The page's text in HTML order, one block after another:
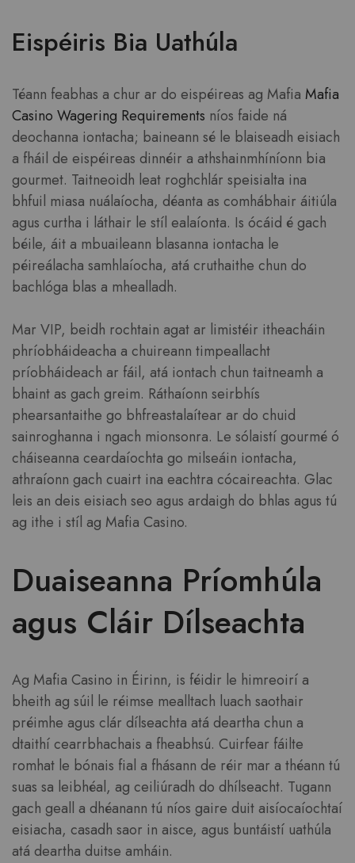
Eispéiris Bia Uathúla
Téann feabhas a chur ar do eispéireas ag Mafia Mafia
Casino Wagering Requirements níos faide ná
deochanna iontacha; baineann sé le blaiseadh eisiach
a fháil de eispéireas dinnéir a athshainmhíníonn bia
gourmet. Taitneoidh leat roghchlár speisialta ina
bhfuil miasa nuálaíocha, déanta as comhábhair áitiúla
agus curtha i láthair le stíl ealaíonta. Is ócáid é gach
béile, áit a mbuaileann blasanna iontacha le
péireálacha samhlaíocha, atá cruthaithe chun do
bachlóga blas a mhealladh.
Mar VIP, beidh rochtain agat ar limistéir itheacháin
phríobháideacha a chuireann timpeallacht
príobháideach ar fáil, atá iontach chun taitneamh a
bhaint as gach greim. Ráthaíonn seirbhís
phearsantaithe go bhfreastalaítear ar do chuid
sainroghanna i ngach mionsonra. Le sólaistí gourmé ó
cháiseanna ceardaíochta go milseáin iontacha,
athraíonn gach cuairt ina eachtra cócaireachta. Glac
leis an deis eisiach seo agus ardaigh do bhlas agus tú
ag ithe i stíl ag Mafia Casino.
Duaiseanna Príomhúla
agus Cláir Dílseachta
Ag Mafia Casino in Éirinn, is féidir le himreoirí a
bheith ag súil le réimse mealltach luach saothair
préimhe agus clár dílseachta atá deartha chun a
dtaithí cearrbhachais a fheabhsú. Cuirfear fáilte
romhat le bónais fial a fhásann de réir mar a théann tú
suas sa leibhéal, ag ceiliúradh do dhílseacht. Tugann
gach geall a dhéanann tú níos gaire duit aisíocaíochtaí
eisiacha, casadh saor in aisce, agus buntáistí uathúla
atá deartha duitse amháin.